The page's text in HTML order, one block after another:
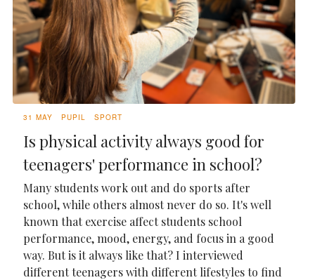
31 MAY PUPIL SPORT
Is physical activity always good for
teenagers' performance in school?
Many students work out and do sports after
school, while others almost never do so. It's well
known that exercise affect students school
performance, mood, energy, and focus in a good
way. But is it always like that? I interviewed
different teenagers with different lifestyles to find